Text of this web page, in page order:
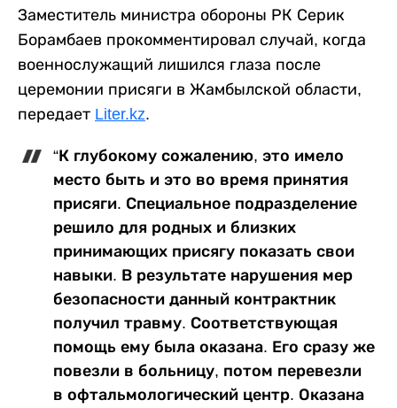
Заместитель министра обороны РК Серик
Борамбаев прокомментировал случай, когда
военнослужащий лишился глаза после
церемонии присяги в Жамбылской области,
передает Liter.kz.
“К глубокому сожалению, это имело
место быть и это во время принятия
присяги. Специальное подразделение
решило для родных и близких
принимающих присягу показать свои
навыки. В результате нарушения мер
безопасности данный контрактник
получил травму. Соответствующая
помощь ему была оказана. Его сразу же
повезли в больницу, потом перевезли
в офтальмологический центр. Оказана